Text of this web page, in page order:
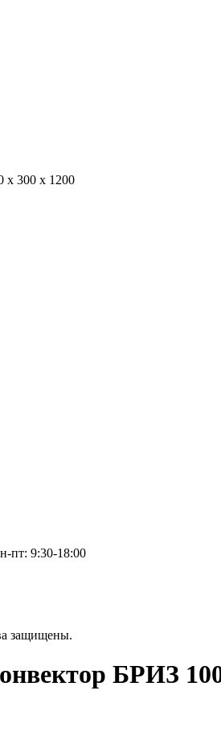
х 300 х 1200
пт: 9:30-18:00
защищены.
БРИЗ 100